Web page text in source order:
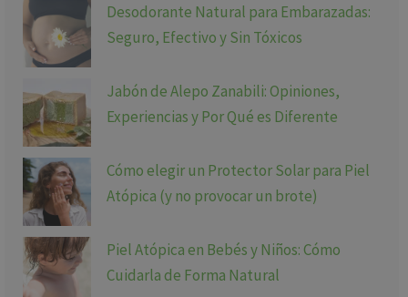
Desodorante Natural para Embarazadas:
Seguro, Efectivo y Sin Tóxicos
Jabón de Alepo Zanabili: Opiniones,
Experiencias y Por Qué es Diferente
Cómo elegir un Protector Solar para Piel
Atópica (y no provocar un brote)
Piel Atópica en Bebés y Niños: Cómo
Cuidarla de Forma Natural